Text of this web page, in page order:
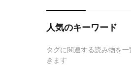
人気のキーワード
タグに関連する読み物を
きます